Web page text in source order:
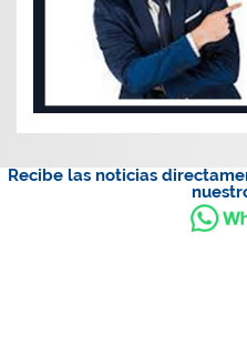
Recibe las noticias